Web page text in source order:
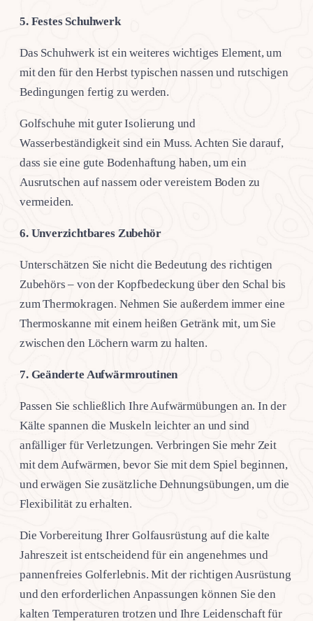
5. Festes Schuhwerk
Das Schuhwerk ist ein weiteres wichtiges Element, um
mit den für den Herbst typischen nassen und rutschigen
Bedingungen fertig zu werden.
Golfschuhe mit guter Isolierung und
Wasserbeständigkeit sind ein Muss. Achten Sie darauf,
dass sie eine gute Bodenhaftung haben, um ein
Ausrutschen auf nassem oder vereistem Boden zu
vermeiden.
6. Unverzichtbares Zubehör
Unterschätzen Sie nicht die Bedeutung des richtigen
Zubehörs – von der Kopfbedeckung über den Schal bis
zum Thermokragen. Nehmen Sie außerdem immer eine
Thermoskanne mit einem heißen Getränk mit, um Sie
zwischen den Löchern warm zu halten.
7. Geänderte Aufwärmroutinen
Passen Sie schließlich Ihre Aufwärmübungen an. In der
Kälte spannen die Muskeln leichter an und sind
anfälliger für Verletzungen. Verbringen Sie mehr Zeit
mit dem Aufwärmen, bevor Sie mit dem Spiel beginnen,
und erwägen Sie zusätzliche Dehnungsübungen, um die
Flexibilität zu erhalten.
Die Vorbereitung Ihrer Golfausrüstung auf die kalte
Jahreszeit ist entscheidend für ein angenehmes und
pannenfreies Golferlebnis. Mit der richtigen Ausrüstung
und den erforderlichen Anpassungen können Sie den
kalten Temperaturen trotzen und Ihre Leidenschaft für